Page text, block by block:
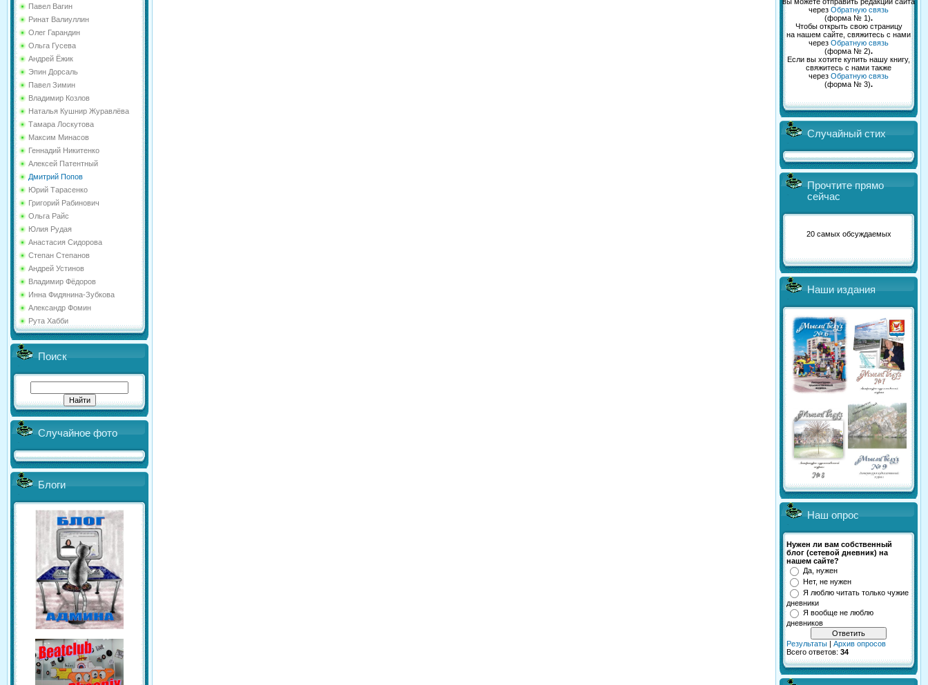
Павел Вагин
Ринат Валиуллин
Олег Гарандин
Ольга Гусева
Андрей Ёжик
Эпин Дорсаль
Павел Зимин
Владимир Козлов
Наталья Кушнир Журавлёва
Тамара Лоскутова
Максим Минасов
Геннадий Никитенко
Алексей Патентный
Дмитрий Попов
Юрий Тарасенко
Григорий Рабинович
Ольга Райс
Юлия Рудая
Анастасия Сидорова
Степан Степанов
Андрей Устинов
Владимир Фёдоров
Инна Фидянина-Зубкова
Александр Фомин
Рута Хабби
Поиск
Случайное фото
Блоги
через Обратную связь
(форма № 1).
Чтобы открыть свою страницу
на нашем сайте, свяжитесь с нами
через Обратную связь
(форма № 2).
Если вы хотите купить нашу книгу,
свяжитесь с нами также
через Обратную связь
(форма № 3).
Случайный стих
Прочтите прямо
сейчас
20 самых обсуждаемых
Наши издания
Наш опрос
Нужен ли вам собственный
блог (сетевой дневник) на
нашем сайте?
Да, нужен
Нет, не нужен
Я люблю читать только чужие
дневники
Я вообще не люблю
дневников
Результаты
Архив опросов
Всего ответов: 34